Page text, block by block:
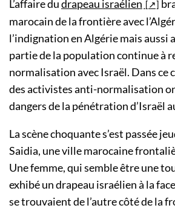
L’affaire dudrapeau israélien
marocain de la frontière avec
l’indignation en Algérie mais aussi
partie de la population continue à
normalisation avec Israël. Dans ce
des activistes anti-normalisation
dangers de la pénétration d’Israël
La scène choquante s’est passée
Saidia, une ville marocaine
Une femme, qui semble être une
exhibé un drapeau israélien à la
se trouvaient de l’autre côté de la